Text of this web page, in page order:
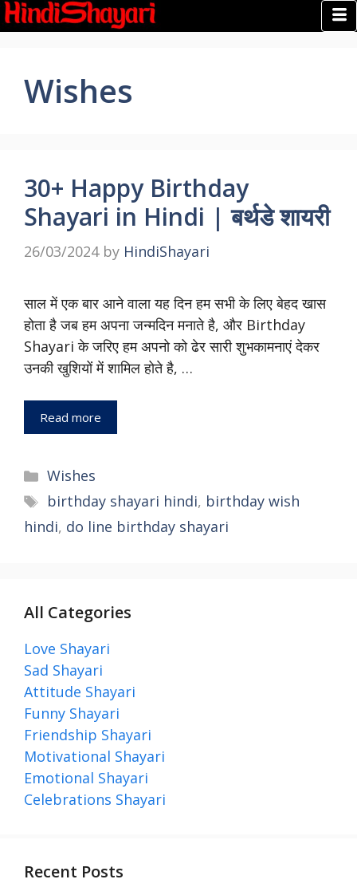
Wishes
30+ Happy Birthday
Shayari in Hindi | बर्थडे शायरी
26/03/2024 by HindiShayari
साल में एक बार आने वाला यह दिन हम सभी के लिए बेहद खास
होता है जब हम अपना जन्मदिन मनाते है, और Birthday
Shayari के जरिए हम अपनो को ढेर सारी शुभकामनाएं देकर
उनकी खुशियों में शामिल होते है, …
Read more
Wishes
birthday shayari hindi, birthday wish
hindi, do line birthday shayari
All Categories
Love Shayari
Sad Shayari
Attitude Shayari
Funny Shayari
Friendship Shayari
Motivational Shayari
Emotional Shayari
Celebrations Shayari
Recent Posts